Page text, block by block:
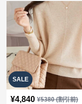
SALE
¥4,840 ¥5380(割引前)